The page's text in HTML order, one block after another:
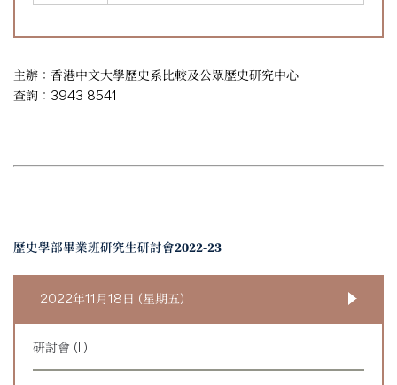
主辦：香港中文大學歷史系比較及公眾歷史研究中心
查詢：3943 8541
歷史學部畢業班研究生研討會2022-23
2022年11月18日 (星期五)
研討會 (II)